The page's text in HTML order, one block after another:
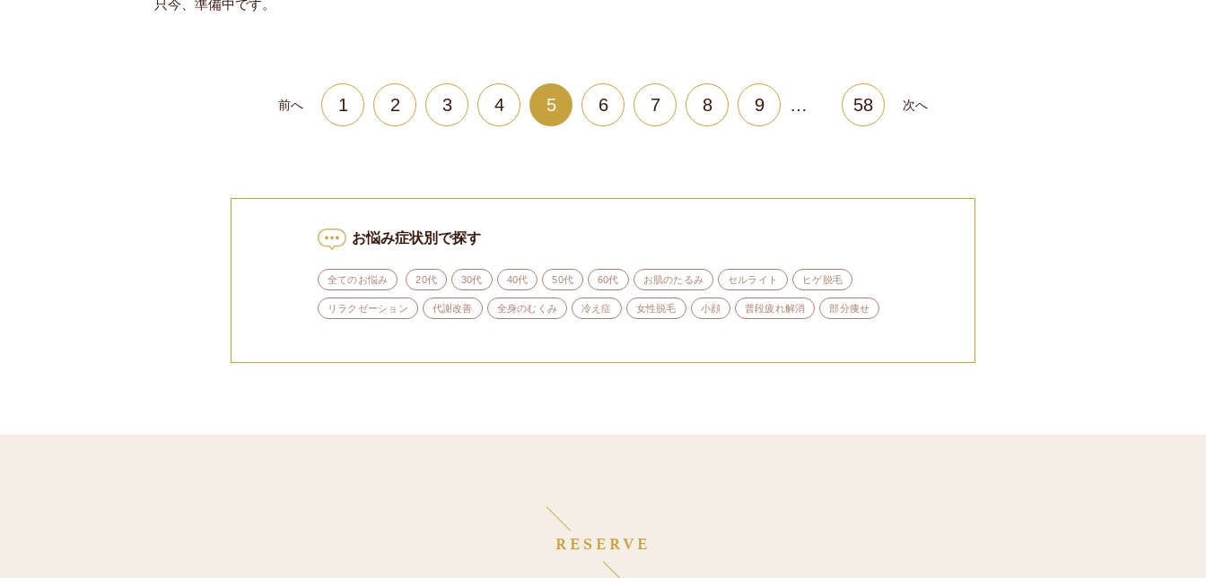
只今、準備中です。
前へ 1 2 3 4 5 6 7 8 9 … 58 次へ
お悩み症状別で探す
全てのお悩み 20代 30代 40代 50代 60代 お肌のたるみ セルライト ヒゲ脱毛
リラクゼーション 代謝改善 全身のむくみ 冷え症 女性脱毛 小顔 普段疲れ解消 部分痩せ
RESERVE